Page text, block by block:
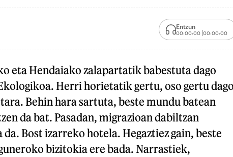
Entzun
00:00:00 00:00:00
eta Hendaiako zalapartatik babestuta dago
Herri horietatik gertu, oso gertu
Behin hara sartuta, beste mundu batean
da bat. Pasadan, migrazioan dabiltzan
da. Bost izarreko hotela. Hegaztiez gain, beste
bizitokia ere bada. Narrastiek,